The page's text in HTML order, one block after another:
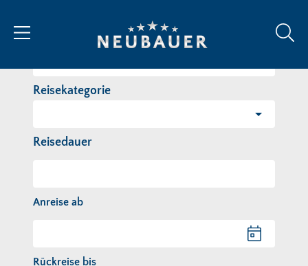
Reisekategorie
Reisedauer
Anreise ab
Rückreise bis